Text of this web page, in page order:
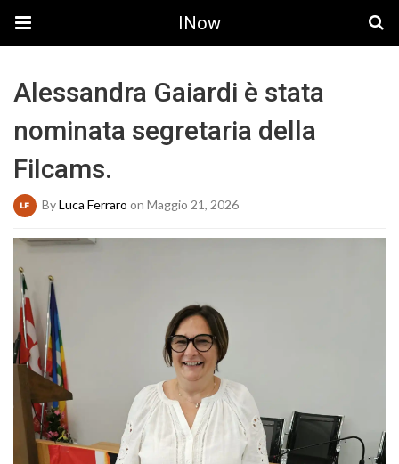
INow
Alessandra Gaiardi è stata
nominata segretaria della
Filcams.
ByLuca Ferraro on Maggio 21, 2026